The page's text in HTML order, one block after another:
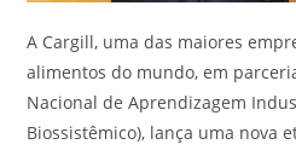
A Cargill, uma das maiores
alimentos do mundo, em
Nacional de Aprendizagem
Biossistêmico), lança uma nova